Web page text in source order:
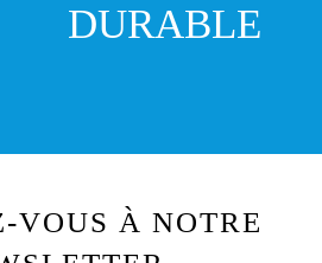
DURABLE
VOUS À NOTRE